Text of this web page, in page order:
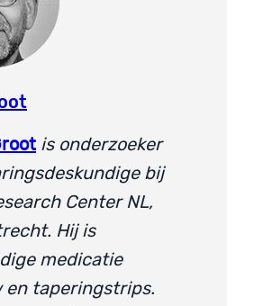
is onderzoeker
bij
Center NL,
Hij is
medicatie
en taperingstrips.